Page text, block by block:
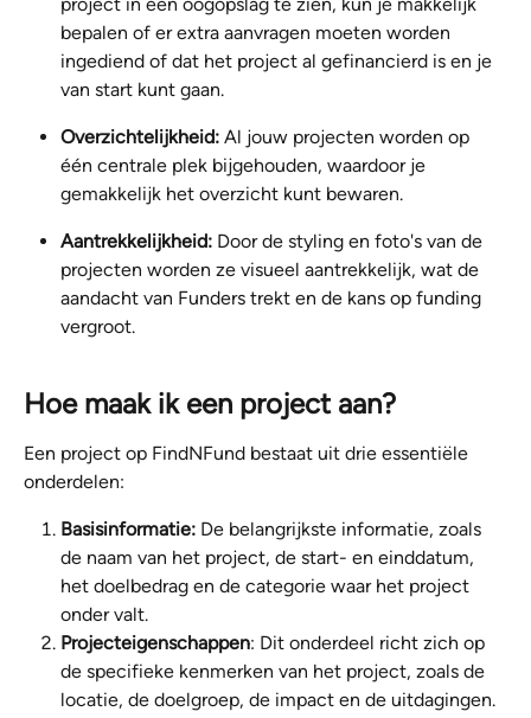
bepalen of er extra aanvragen moeten worden
ingediend of dat het project al gefinancierd is en je
van start kunt gaan.
Overzichtelijkheid: Al jouw projecten worden op
één centrale plek bijgehouden, waardoor je
gemakkelijk het overzicht kunt bewaren.
Aantrekkelijkheid: Door de styling en foto's van de
projecten worden ze visueel aantrekkelijk, wat de
aandacht van Funders trekt en de kans op funding
vergroot.
Hoe maak ik een project aan?
Een project op FindNFund bestaat uit drie essentiële
onderdelen:
Basisinformatie: De belangrijkste informatie, zoals
de naam van het project, de start- en einddatum,
het doelbedrag en de categorie waar het project
onder valt.
Projecteigenschappen: Dit onderdeel richt zich op
de specifieke kenmerken van het project, zoals de
locatie, de doelgroep, de impact en de uitdagingen.